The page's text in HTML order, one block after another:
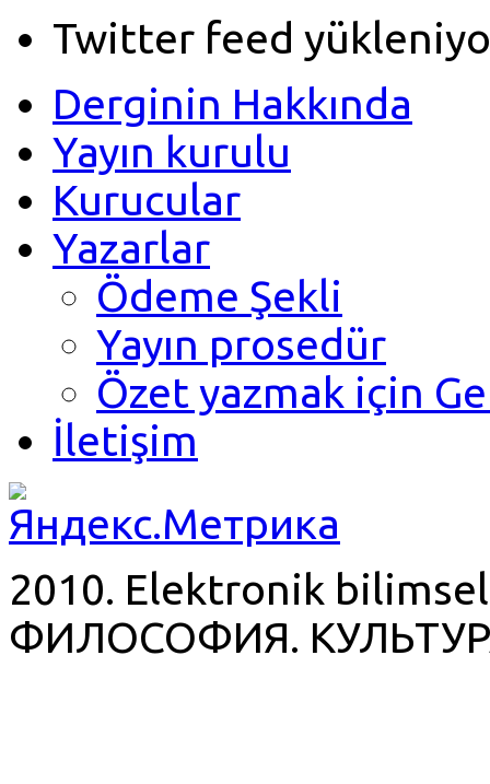
Twitter feed
Derginin Hakkında
Yayın kurulu
Kurucular
Yazarlar
Ödeme Şekli
Yayın prosedür
Özet yazmak için
İletişim
2010. Elektronik bilimsel
ФИЛОСОФИЯ.